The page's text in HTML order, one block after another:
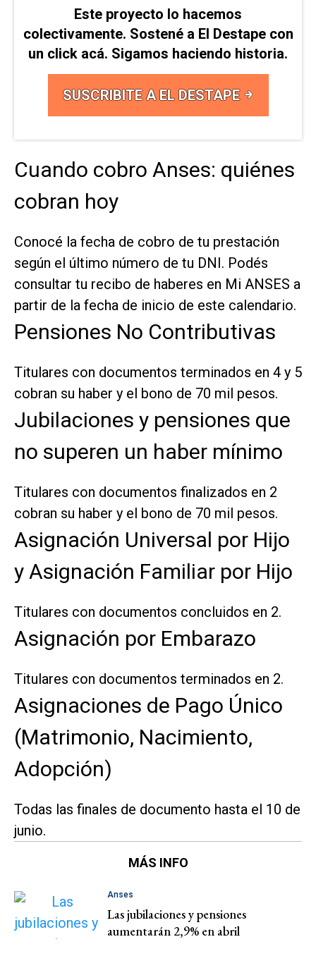
Este proyecto lo hacemos
colectivamente. Sostené a El Destape con
un click acá. Sigamos haciendo historia.
SUSCRIBITE A EL DESTAPE
Cuando cobro Anses: quiénes
cobran hoy
Conocé la fecha de cobro de tu prestación
según el último número de tu DNI. Podés
consultar tu recibo de haberes en Mi ANSES a
partir de la fecha de inicio de este calendario.
Pensiones No Contributivas
Titulares con documentos terminados en 4 y 5
cobran su haber y el bono de 70 mil pesos.
Jubilaciones y pensiones que
no superen un haber mínimo
Titulares con documentos finalizados en 2
cobran su haber y el bono de 70 mil pesos.
Asignación Universal por Hijo
y Asignación Familiar por Hijo
Titulares con documentos concluidos en 2.
Asignación por Embarazo
Titulares con documentos terminados en 2.
Asignaciones de Pago Único
(Matrimonio, Nacimiento,
Adopción)
Todas las finales de documento hasta el 10 de
junio.
MÁS INFO
Anses
Las jubilaciones y pensiones
aumentarán 2,9% en abril